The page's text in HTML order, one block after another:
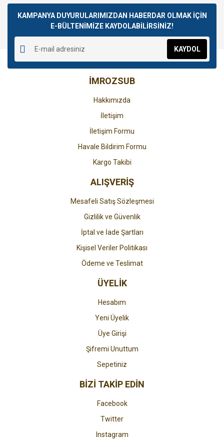
Yorum Yaz
kullanarak tarafımıza iletebilirsiniz.
Görüş ve önerileriniz için teşekkür ederiz.
Ürün resmi kalitesiz, bozuk veya görüntülenemiyor.
Ürün açıklamasında eksik bilgiler bulunuyor.
Ürün bilgilerinde hatalar bulunuyor.
Ürün fiyatı diğer sitelerden daha pahalı.
Gönder
KAMPANYA DUYURULARIMIZDAN HABERDAR OLMAK İÇİN
E-BÜLTENİMİZE KAYDOLABİLİRSİNİZ!
KAYDOL
İMROZSUB
Hakkımızda
İletişim
İletişim Formu
Havale Bildirim Formu
Kargo Takibi
ALIŞVERİŞ
Mesafeli Satış Sözleşmesi
Gizlilik ve Güvenlik
İptal ve İade Şartları
Kişisel Veriler Politikası
Ödeme ve Teslimat
ÜYELİK
Hesabım
Yeni Üyelik
Üye Girişi
Şifremi Unuttum
Sepetiniz
BİZİ TAKİP EDİN
Facebook
Twitter
Instagram